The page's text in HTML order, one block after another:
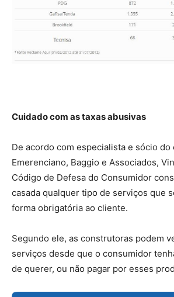
Cuidado com as taxas abusivas
De acordo com especialista e sócio
Emerenciano, Baggio e Associados,
Código de Defesa do Consumidor
casada qualquer tipo de serviços que
forma obrigatória ao cliente.
Segundo ele, as construtoras podem
serviços desde que o consumidor
de querer, ou não pagar por esses